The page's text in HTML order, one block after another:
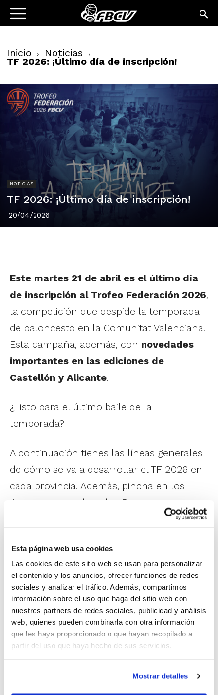
Esta página web usa cookies
Las cookies de este sitio web se usan para personalizar
el contenido y los anuncios, ofrecer funciones de redes
sociales y analizar el tráfico. Además, compartimos
información sobre el uso que haga del sitio web con
nuestros partners de redes sociales, publicidad y análisis
web, quienes pueden combinarla con otra información
que les haya proporcionado o que hayan recopilado a
partir del uso que haya hecho de sus servicios.
Mostrar detalles
Inicio Noticias
TF 2026: ¡Último día de inscripción!
NOTICIAS
TF 2026: ¡Último día de inscripción!
20/04/2026
Este martes 21 de abril es el último día
de inscripción al Trofeo Federación 2026,
la competición que despide la temporada
de baloncesto en la Comunitat Valenciana.
Esta campaña, además, con novedades
importantes en las ediciones de
Castellón y Alicante.
¿Listo para el último baile de la
temporada?
A continuación tienes las líneas generales
de cómo se va a desarrollar el TF 2026 en
cada provincia. Además, pincha en los
links para acceder a los Dossiers con
TF 2026 – Edición Castellón
– En Senior y Junior, se mantiene la
competición 5×5
– En el resto de categorías (Cadete, Infantil,
Alevín y Benjamín), se adopta la modalidad
de 3×3. Una única jornada y sede.
–Dossier general TF 2026 Castellón